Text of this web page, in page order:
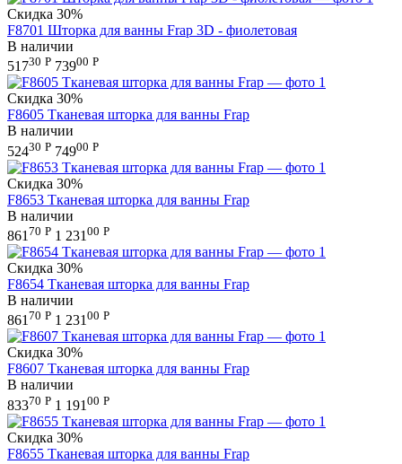
Скидка 30%
F8701 Шторка для ванны Frap 3D - фиолетовая
В наличии
51730 Р 73900 Р
Скидка 30%
F8605 Тканевая шторка для ванны Frap
В наличии
52430 Р 74900 Р
Скидка 30%
F8653 Тканевая шторка для ванны Frap
В наличии
861 70 Р 1 231 00 Р
Скидка 30%
F8654 Тканевая шторка для ванны Frap
В наличии
861 70 Р 1 231 00 Р
Скидка 30%
F8607 Тканевая шторка для ванны Frap
В наличии
83370 Р 1 191 00 Р
Скидка 30%
F8655 Тканевая шторка для ванны Frap